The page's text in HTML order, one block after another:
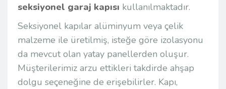
seksiyonel garaj kapısı kullanılmaktadır.
Seksiyonel kapılar alüminyum veya çelik
malzeme ile üretilmiş, isteğe göre izolasyonu
da mevcut olan yatay panellerden oluşur.
Müşterilerimiz arzu ettikleri takdirde ahşap
dolgu seçeneğine de erişebilirler. Kapı,